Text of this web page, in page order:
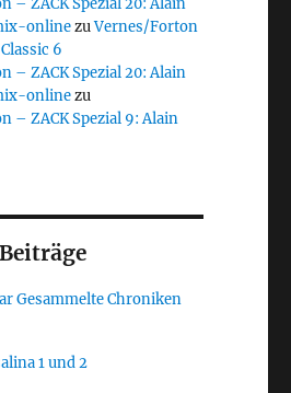
onlinezuVernes/Forton
6
– ZACK Spezial 20: Alain
onlinezu
– ZACK Spezial 9: Alain
Gesammelte Chroniken
1 und 2